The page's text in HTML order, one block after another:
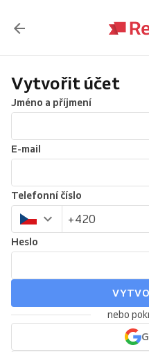
Vytvořit účet
Jméno a příjmení
E-mail
Telefonní číslo
Heslo
nebo